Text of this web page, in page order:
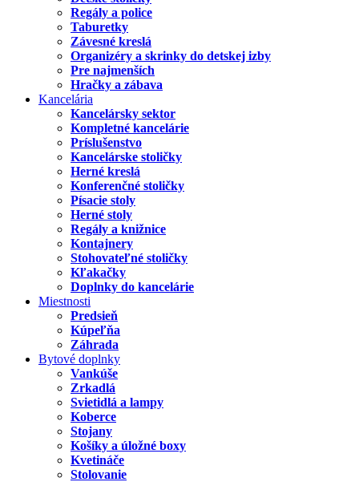
Regály a police
Taburetky
Závesné kreslá
Organizéry a skrinky do detskej izby
Pre najmenších
Hračky a zábava
Kancelária
Kancelársky sektor
Kompletné kancelárie
Príslušenstvo
Kancelárske stoličky
Herné kreslá
Konferenčné stoličky
Písacie stoly
Herné stoly
Regály a knižnice
Kontajnery
Stohovateľné stoličky
Kľakačky
Doplnky do kancelárie
Miestnosti
Predsieň
Kúpeľňa
Záhrada
Bytové doplnky
Vankúše
Zrkadlá
Svietidlá a lampy
Koberce
Stojany
Košíky a úložné boxy
Kvetináče
Stolovanie